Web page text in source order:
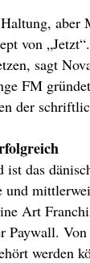
aber
von
sagt
FM
der
das
und
Art
Paywall.
werden